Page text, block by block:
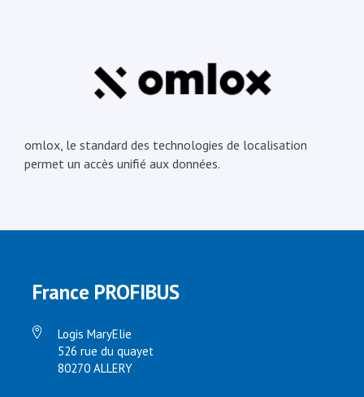
omlox, le standard des technologies de localisation
permet un accès unifié aux données.
France PROFIBUS
Logis MaryElie
526 rue du quayet
80270 ALLERY